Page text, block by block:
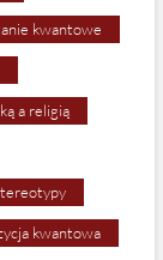
kwantowe
a religią
kwantowa